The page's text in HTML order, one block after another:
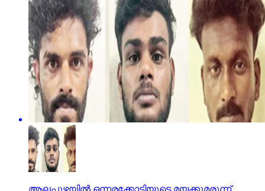
ആലപ്പുഴയില്‍ ഒന്നരക്കോടിയുടെ മയക്കുമരുന്ന്